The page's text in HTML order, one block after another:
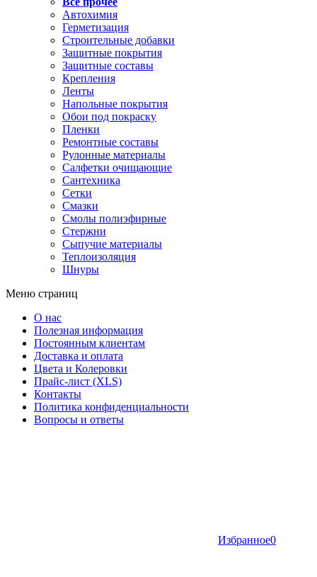
Автохимия
Герметизация
Строительные добавки
Защитные покрытия
Защитные составы
Крепления
Ленты
Напольные покрытия
Обои под покраску
Пленки
Ремонтные составы
Рулонные материалы
Салфетки очищающие
Сантехника
Сетки
Смазки
Смолы полиэфирные
Стержни
Сыпучие материалы
Теплоизоляция
Шнуры
Меню страниц
О нас
Полезная информация
Постоянным клиентам
Доставка и оплата
Цвета и Колеровки
Прайс-лист (XLS)
Контакты
Политика конфиденциальности
Вопросы и ответы
Избранное0